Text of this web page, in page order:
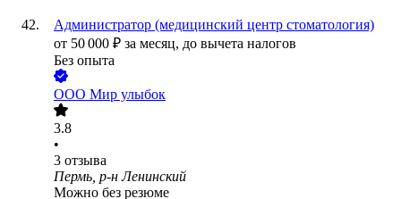
Администратор (медицинский центр стоматология)
от 50 000 ₽ за месяц, до вычета налогов
Без опыта
ООО Мир улыбок
3.8
•
3 отзыва
Пермь, р-н Ленинский
Можно без резюме